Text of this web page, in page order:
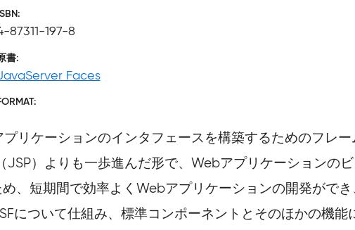
ISBN
87311-197-8
書
Faces
リケーションのインタフェースを構築するためのフレ
）よりも一歩進んだ形で、Webアプリケーションの
、短期間で効率よくWebアプリケーションの開発がで
について仕組み、標準コンポーネントとそのほかの機